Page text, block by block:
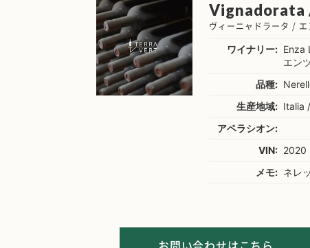
Vignadorata
ヴィーニャドラータ /
ワイナリー: Enza
エン
品種:
生産地域: Italia
アペラシオン:
VIN: 2020
メモ: ネレ